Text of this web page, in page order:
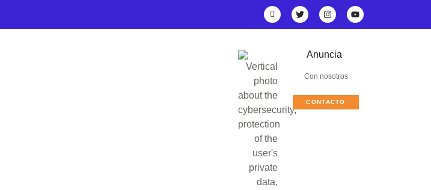
Anuncia
Con nosotros
CONTACTO